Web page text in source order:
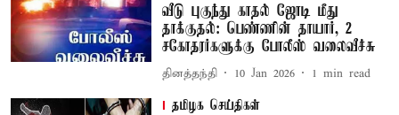
வீடு புகுந்து காதல் ஜோடி மீது
தாக்குதல்: பெண்ணின் தாயார், 2
சகோதரர்களுக்கு போலீஸ் வலைவீச்சு
தினத்தந்தி 10 Jan 2026 1 min read
தமிழக செய்திகள்